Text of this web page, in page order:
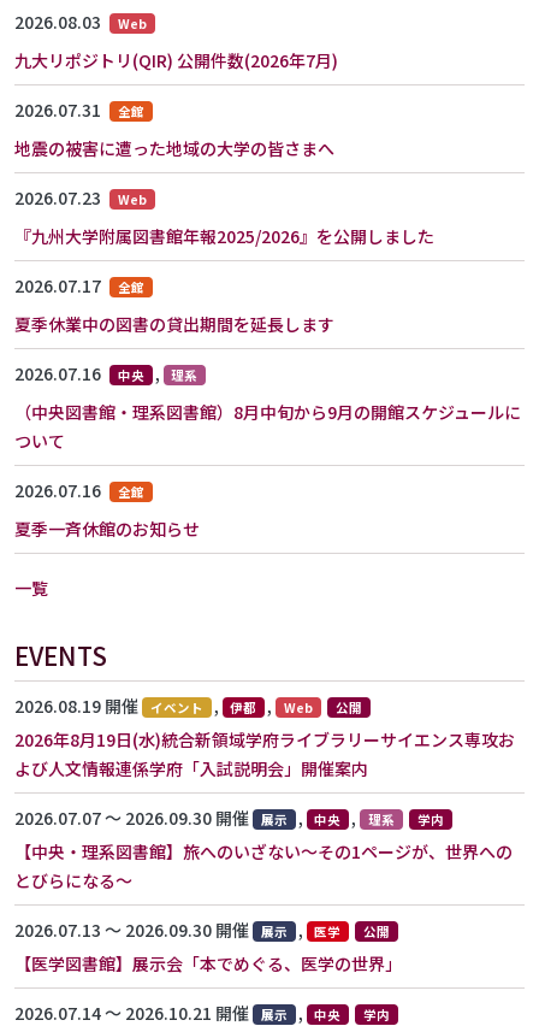
2026.08.03 Web
九大リポジトリ(QIR) 公開件数(2026年7月)
2026.07.31 全館
地震の被害に遭った地域の大学の皆さまへ
2026.07.23 Web
『九州大学附属図書館年報2025/2026』を公開しました
2026.07.17 全館
夏季休業中の図書の貸出期間を延長します
2026.07.16 中央 , 理系
（中央図書館・理系図書館）8月中旬から9月の開館スケジュールに
ついて
2026.07.16 全館
夏季一斉休館のお知らせ
一覧
EVENTS
2026.08.19 開催 イベント , 伊都 , Web 公開
2026年8月19日(水)統合新領域学府ライブラリーサイエンス専攻お
よび人文情報連係学府「入試説明会」開催案内
2026.07.07 〜 2026.09.30 開催 展示 , 中央 , 理系 学内
【中央・理系図書館】旅へのいざない～その1ページが、世界への
とびらになる～
2026.07.13 〜 2026.09.30 開催 展示 , 医学 公開
【医学図書館】展示会「本でめぐる、医学の世界」
2026.07.14 〜 2026.10.21 開催 展示 , 中央 学内